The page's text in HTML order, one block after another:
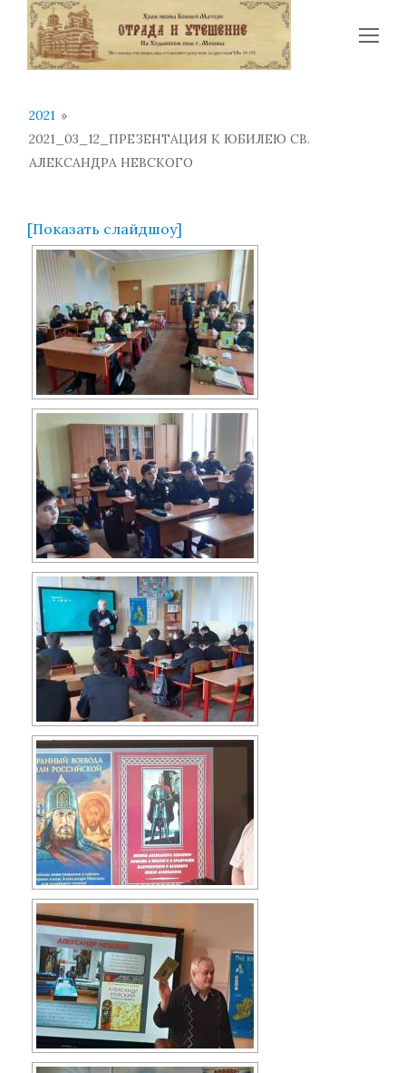
2021 »
2021_03_12_ПРЕЗЕНТАЦИЯ К ЮБИЛЕЮ СВ.
АЛЕКСАНДРА НЕВСКОГО
[Показать слайдшоу]